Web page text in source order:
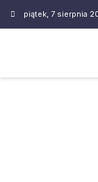
piątek, 7 sierpnia